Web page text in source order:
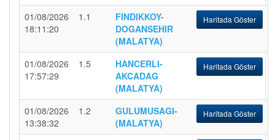
01/08/2026
18:11:20
1.1
FINDIKKOY-
DOGANSEHIR
(MALATYA)
Haritada Göster
01/08/2026
17:57:29
1.5
HANCERLI-
AKCADAG
(MALATYA)
Haritada Göster
01/08/2026
13:38:32
1.2
GULUMUSAGI-
(MALATYA)
Haritada Göster